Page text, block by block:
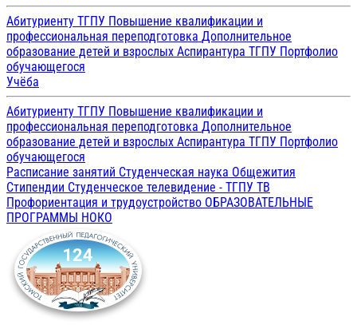
Абитуриенту ТГПУ Повышение квалификации и
профессиональная переподготовка Дополнительное
образование детей и взрослых Аспирантура ТГПУ Портфолио
обучающегося
Учёба
Абитуриенту ТГПУ Повышение квалификации и
профессиональная переподготовка Дополнительное
образование детей и взрослых Аспирантура ТГПУ Портфолио
обучающегося
Расписание занятий Студенческая наука Общежития
Стипендии Студенческое телевидение - ТГПУ ТВ
Профориентация и трудоустройство ОБРАЗОВАТЕЛЬНЫЕ
ПРОГРАММЫ НОКО